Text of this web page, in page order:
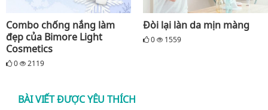
Combo chống nắng làm
đẹp của Bimore Light
Cosmetics
0 2119
Đòi lại làn da mịn màng
0 1559
BÀI VIẾT ĐƯỢC YÊU THÍCH